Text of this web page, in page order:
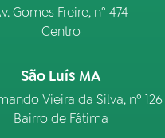
Gomes Freire, n° 474
Centro
São Luís MA
Vieira da Silva, nº 126
Bairro de Fátima